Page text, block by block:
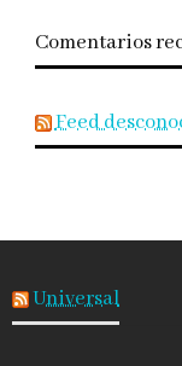
Comentarios
Feed
Universal